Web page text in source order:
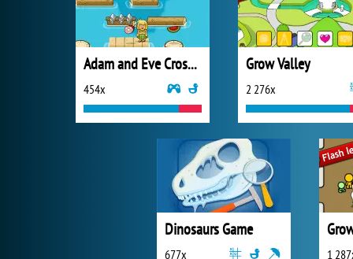
Adam and Eve Crossy River
454x
Grow Valley
2 276x
Dinosaurs Game
677x 1